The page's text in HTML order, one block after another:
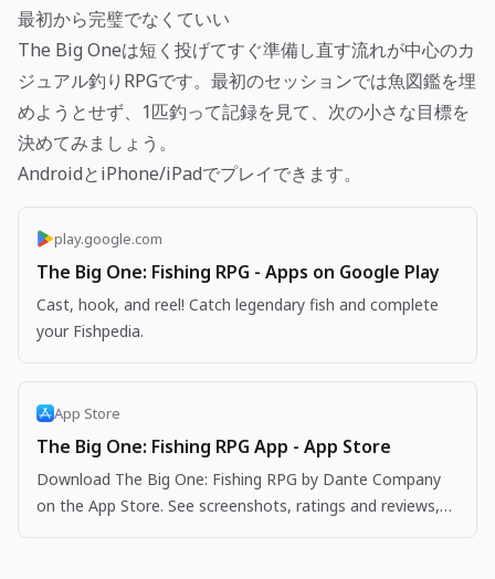
最初から完璧でなくていい
The Big Oneは短く投げてすぐ準備し直す流れが中心のカ
ジュアル釣りRPGです。最初のセッションでは魚図鑑を埋
めようとせず、1匹釣って記録を見て、次の小さな目標を
決めてみましょう。
AndroidとiPhone/iPadでプレイできます。
play.google.com
The Big One: Fishing RPG - Apps on Google Play
Cast, hook, and reel! Catch legendary fish and complete
your Fishpedia.
App Store
The Big One: Fishing RPG App - App Store
Download The Big One: Fishing RPG by Dante Company
on the App Store. See screenshots, ratings and reviews,